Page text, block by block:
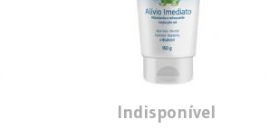
Indisponível